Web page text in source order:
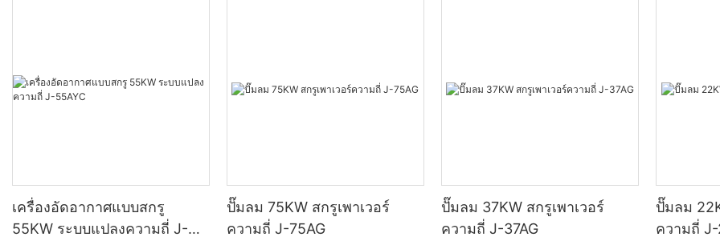
เครื่องอัดอากาศแบบสกรู
55KW ระบบแปลงความถี่ J-
ปั๊มลม 75KW สกรูเพาเวอร์
ความถี่ J-75AG
ปั๊มลม 37KW สกรูเพาเวอร์
ความถี่ J-37AG
ปั๊มลม
ความถี่ J-